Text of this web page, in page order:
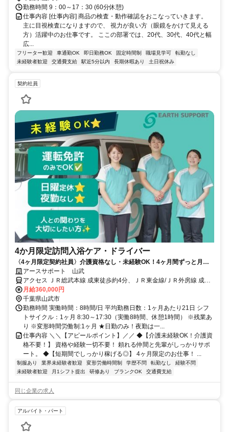
勤務時間 9：00～17：30 (60分休憩)
仕事内容 [仕事内容] 商品の検査・動作確認をおこなっていきます。
主に目視検査になりますので、 視力が良い方（眼鏡をかけて見える
方）活躍中のお仕事です。 ここの部署では、20代、30代、40代と幅
広...
フリーター歓迎 車通勤OK 即日勤務OK 固定時間制 職場見学可
転勤なし
未経験者歓迎
交通費支給 駅近5分以内 長期休暇あり 土日祝休み
契約社員
4か月限定訪問入浴ケア・ドライバー
〈4ヶ月限定契約社員〉介護資格なし・未経験OK！4ヶ月間ずっと月給
36万円！運転免許を活かして次の仕事までのつなぎに訪問入浴のお仕事
を挑戦してみませんか？
アースサポート 山武
アクセス ＪＲ総武本線 成東徒歩約4分、ＪＲ東金線/ＪＲ外房線 成東
徒歩約4分、ＪＲ東金線/ＪＲ外房線 求名出入口2徒歩約48分
月給360,000円
千葉県山武市
勤務時間 実働時間：8時間/日 平均勤務日数：1ヶ月あたり21日 シフ
トサイクル：1ヶ月 8:30～17:30（実働8時間、休憩1時間） ※残業あ
り ※変形時間労働制:1ヶ月 ★日勤のみ！夜勤は一...
仕事内容 ＼＼【アピールポイント】／／ ◆【介護未経験OK！介護資
格不要！】 資格や経験一切不要！ 頼れる仲間と先輩がしっかりサポ
ート。 ◆【短期間でしっかり稼げる◎】 4ヶ月限定のお仕事！ ...
制服あり 業界未経験者歓迎 変形労働時間制 学歴不問 転勤なし
経験不問
未経験者歓迎
月1シフト提出 研修あり ブランクOK 交通費支給
同じ企業の求人
アルバイト・パート